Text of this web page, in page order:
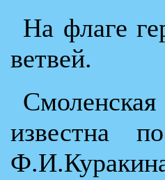
На флаге
ветвей.
известна